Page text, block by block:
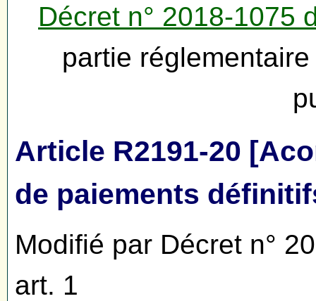
Décret n° 2018-1075
partie
Article R2191-20
de paiements
Modifié par Décret n°
art. 1